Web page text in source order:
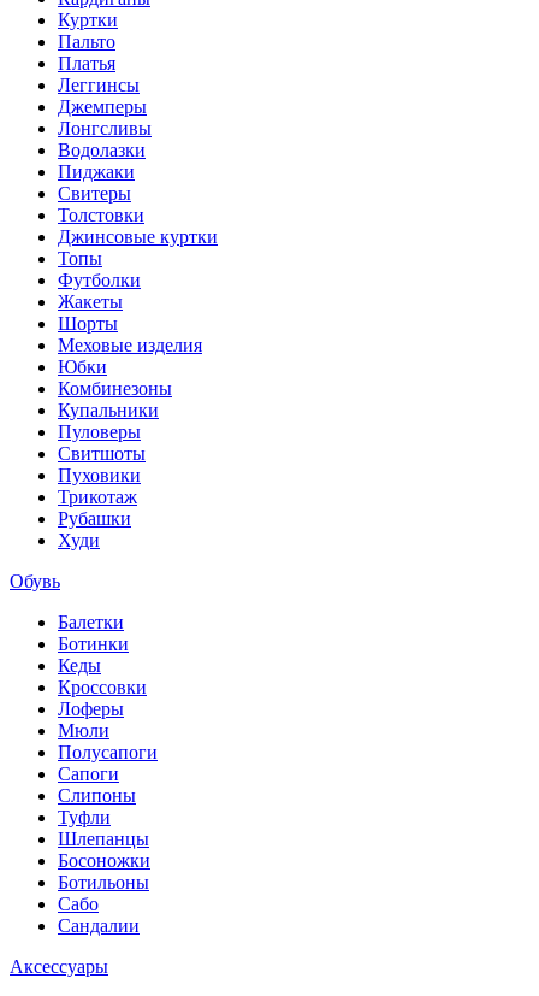
Куртки
Пальто
Платья
Леггинсы
Джемперы
Лонгсливы
Водолазки
Пиджаки
Свитеры
Толстовки
Джинсовые куртки
Топы
Футболки
Жакеты
Шорты
Меховые изделия
Юбки
Комбинезоны
Купальники
Пуловеры
Свитшоты
Пуховики
Трикотаж
Рубашки
Худи
Обувь
Балетки
Ботинки
Кеды
Кроссовки
Лоферы
Мюли
Полусапоги
Сапоги
Слипоны
Туфли
Шлепанцы
Босоножки
Ботильоны
Сабо
Сандалии
Аксессуары